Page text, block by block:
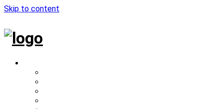
Skip to content